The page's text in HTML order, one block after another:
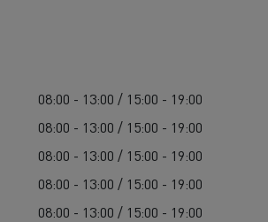
08:00 - 13:00 / 15:00 - 19:00
08:00 - 13:00 / 15:00 - 19:00
08:00 - 13:00 / 15:00 - 19:00
08:00 - 13:00 / 15:00 - 19:00
08:00 - 13:00 / 15:00 - 19:00